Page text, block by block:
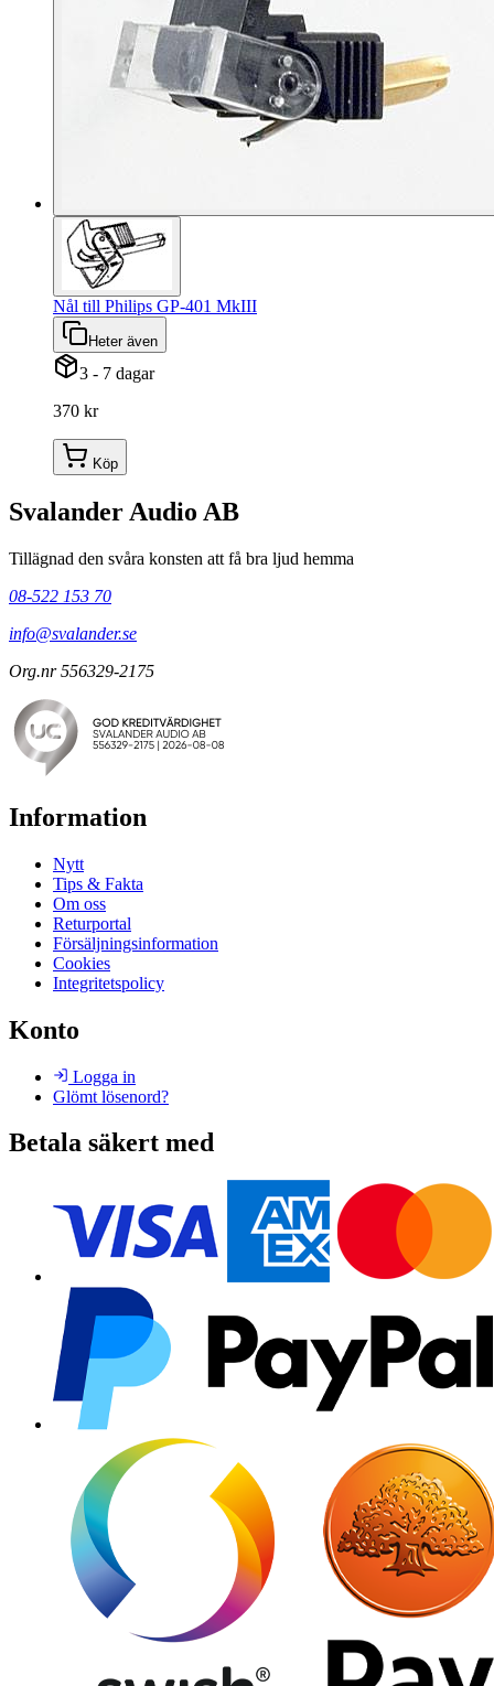
Nål till Philips GP-401 MkIII
Heter även
3 - 7 dagar
370 kr
Köp
Svalander Audio AB
Tillägnad den svåra konsten att få bra ljud hemma
08-522 153 70
info@svalander.se
Org.nr 556329-2175
Information
Nytt
Tips & Fakta
Om oss
Returportal
Försäljningsinformation
Cookies
Integritetspolicy
Konto
Logga in
Glömt lösenord?
Betala säkert med